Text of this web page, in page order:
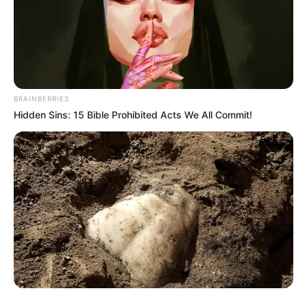
BRAINBERRIES
Hidden Sins: 15 Bible Prohibited Acts We All Commit!